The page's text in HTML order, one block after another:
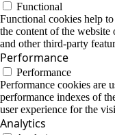
Functional
Functional cookies help
the content of the website
and other third-party
Performance
Performance
Performance cookies are
performance indexes of
user experience for the
Analytics